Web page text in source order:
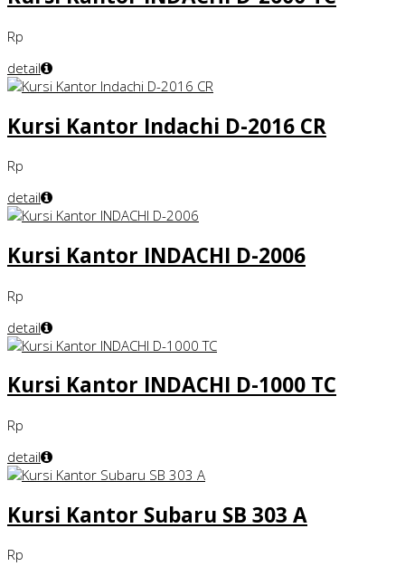
Rp
detail
Kursi Kantor Indachi D-2016 CR
Rp
detail
Kursi Kantor INDACHI D-2006
Rp
detail
Kursi Kantor INDACHI D-1000 TC
Rp
detail
Kursi Kantor Subaru SB 303 A
Rp